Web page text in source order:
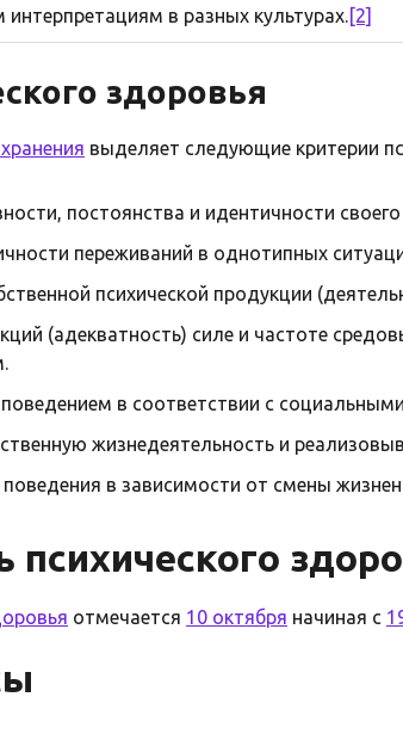
в разных культурах.[2]
здоровья
выделяет следующие критерии
постоянства и идентичности
переживаний в однотипных
психической продукции
(адекватность) силе и частоте
в соответствии с
жизнедеятельность и
в зависимости от смены
отмечается 10 октября начиная с